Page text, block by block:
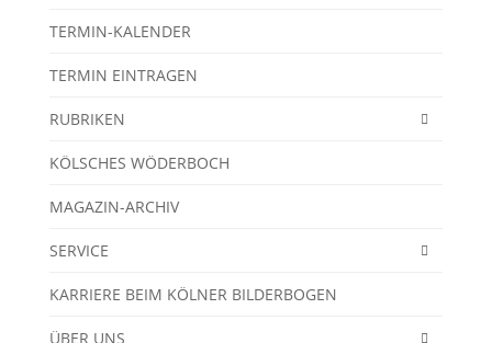
TERMIN-KALENDER
TERMIN EINTRAGEN
RUBRIKEN
KÖLSCHES WÖDERBOCH
MAGAZIN-ARCHIV
SERVICE
KARRIERE BEIM KÖLNER BILDERBOGEN
ÜBER UNS